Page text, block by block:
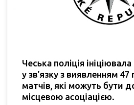
Чеська поліція
у зв'язку з виявленням 47
матчів, які можуть бути
місцевою асоціацією.